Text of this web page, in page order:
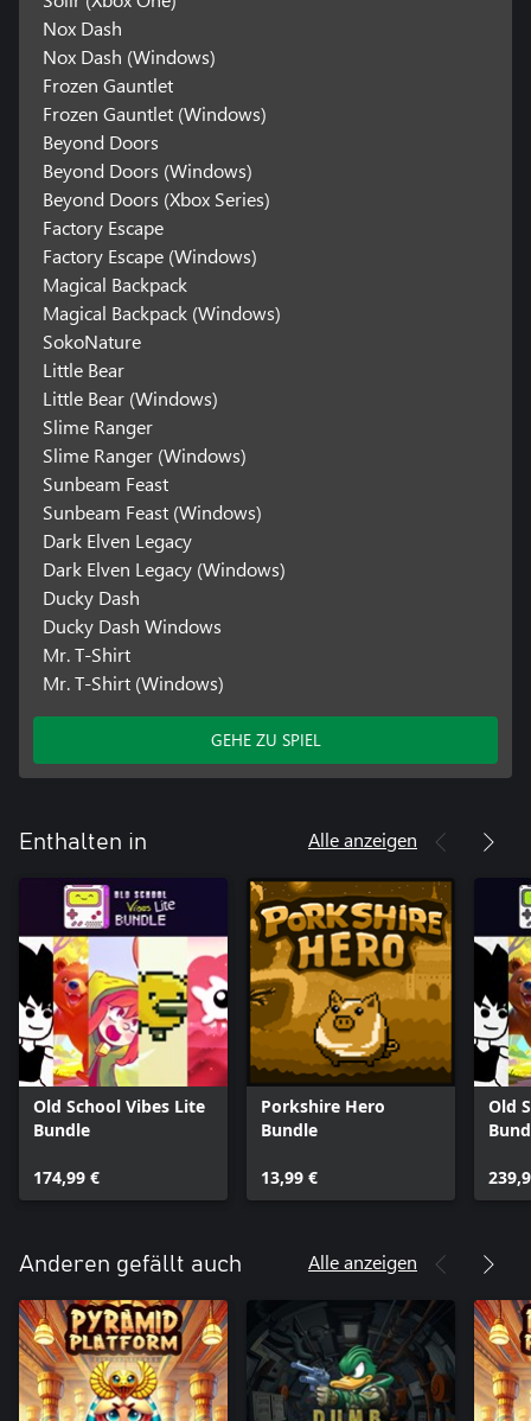
Nox Dash
Nox Dash (Windows)
Frozen Gauntlet
Frozen Gauntlet (Windows)
Beyond Doors
Beyond Doors (Windows)
Beyond Doors (Xbox Series)
Factory Escape
Factory Escape (Windows)
Magical Backpack
Magical Backpack (Windows)
SokoNature
Little Bear
Little Bear (Windows)
Slime Ranger
Slime Ranger (Windows)
Sunbeam Feast
Sunbeam Feast (Windows)
Dark Elven Legacy
Dark Elven Legacy (Windows)
Ducky Dash
Ducky Dash Windows
Mr. T-Shirt
Mr. T-Shirt (Windows)
GEHE ZU SPIEL
Enthalten in Alle anzeigen
Old School Vibes Lite
Bundle
174,99 €
Porkshire Hero
Bundle
13,99 €
Old
Anderen gefällt auch Alle anzeigen